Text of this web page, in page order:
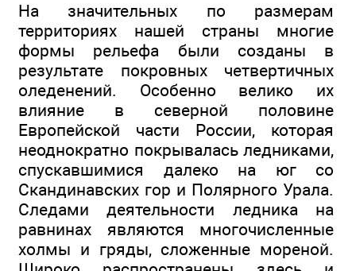
На значительных по размерам
территориях нашей страны многие
формы рельефа были созданы в
результате покровных четвертичных
оледенений. Особенно велико их
влияние в северной половине
Европейской части России, которая
неоднократно покрывалась ледниками,
спускавшимися далеко на юг со
Скандинавских гор и Полярного Урала.
Следами деятельности ледника на
равнинах являются многочисленные
холмы и гряды, сложенные мореной.